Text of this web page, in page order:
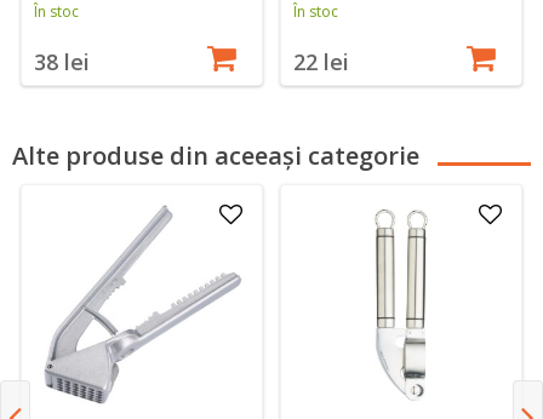
În stoc
38 lei
În stoc
22 lei
Alte produse din aceeași categorie